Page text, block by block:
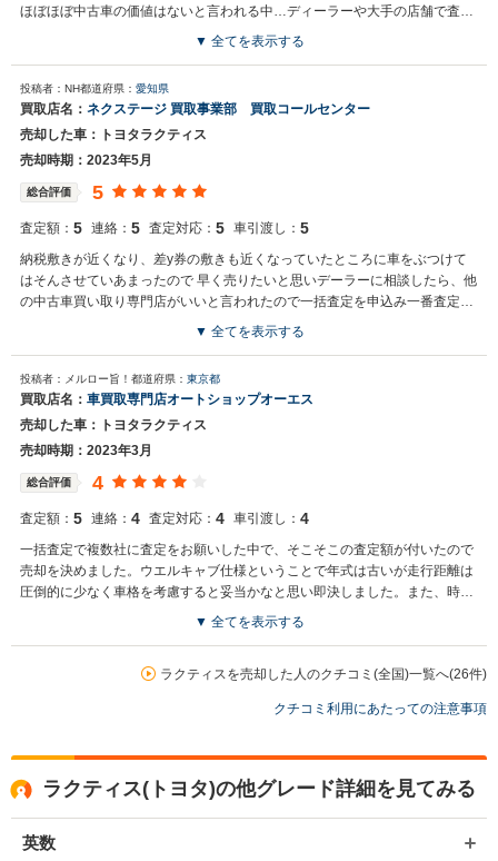
ほぼほぼ中古車の価値はないと言われる中…ディーラーや大手の店舗で査定
された額に納得がいかなかったため、中古車買取の一切比較サイトに登録
さった方がとても親切でまたお願いしたいと本気で思いました！
買取店からの返信
お世話になっております。 株式会社ネクステージでございます。 この
度はネクステージをご利用いただきまして誠にありがとうございまし
た。 弊社スタッフの接客をお褒め頂き光栄です。 今後もご満足いただ
けるよう精進してまいります。 スタッフ一同、またのご利用お待ちし
▼ 全てを表示する
投稿者：NH都道府県： 愛知県
買取店名： ネクステージ 買取事業部 買取コールセンター
売却した車：トヨタラクティス
売却時期：2023年5月
総合評価 5
査定額： 5 連絡： 5 査定対応： 5 車引渡し： 5
納税敷きが近くなり、差y券の敷きも近くなっていたところに車をぶつけて
はそんさせていあまったので 早く売りたいと思いデーラーに相談したら、他
の中古車買い取り専門店がいいと言われたので一括査定を申込み一番査定額
の高いところで決めた。満足しました。
▼ 全てを表示する
投稿者：メルロー旨！ 都道府県： 東京都
買取店名： 車買取専門店オートショップオーエス
売却した車：トヨタラクティス
売却時期：2023年3月
総合評価 4
査定額： 5 連絡： 4 査定対応： 4 車引渡し： 4
一括査定で複数社に査定をお願いした中で、そこそこの査定額が付いたので
売却を決めました。ウエルキャブ仕様ということで年式は古いが走行距離は
圧倒的に少なく車格を考慮すると妥当かなと思い即決しました。また、時代
がガソリン車は肩身が狭くなりハイブリッド車を購入したく検討していまし
▼ 全てを表示する
ラクティスを売却した人のクチコミ(全国)一覧へ(26件)
クチコミ利用にあたっての注意事項
ラクティス(トヨタ)の他グレード詳細を見てみる
英数